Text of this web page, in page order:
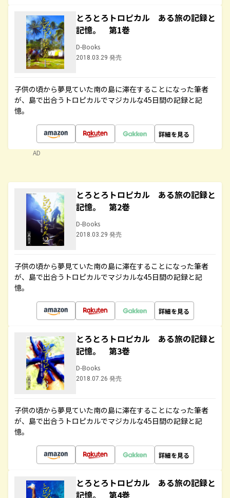
とろとろトロピカル ある旅の記録と
記憶。 第1巻
D-Books
2018.03.29 発売
子供の頃から夢見ていた南の島に滞在することになった筆者
が、島で出合うトロピカルでマジカルな45日間の記録と記
憶。
詳細を見る
AD
とろとろトロピカル ある旅の記録と
記憶。 第2巻
D-Books
2018.03.29 発売
子供の頃から夢見ていた南の島に滞在することになった筆者
が、島で出合うトロピカルでマジカルな45日間の記録と記
憶。
詳細を見る
とろとろトロピカル ある旅の記録と
記憶。 第3巻
D-Books
2018.07.26 発売
子供の頃から夢見ていた南の島に滞在することになった筆者
が、島で出合うトロピカルでマジカルな45日間の記録と記
憶。
詳細を見る
とろとろトロピカル ある旅の記録と
記憶。 第4巻